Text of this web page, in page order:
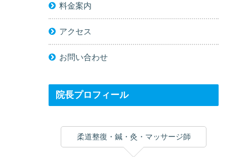
料金案内
アクセス
お問い合わせ
院長プロフィール
柔道整復・鍼・灸・マッサージ師